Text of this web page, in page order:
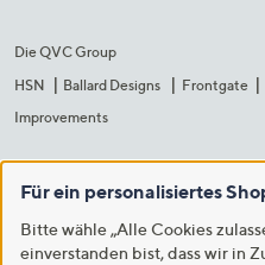
Die QVC Group
HSN
Ballard Designs Frontgate
Improvements
Für ein personalisiertes
Bitte wähle „Alle Cookies
einverstanden bist, dass wir in